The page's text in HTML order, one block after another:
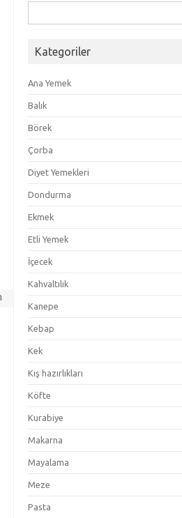
Kategoriler
Ana Yemek
Balık
Börek
Çorba
Diyet Yemekleri
Dondurma
Ekmek
Etli Yemek
İçecek
Kahvaltılık
Kanepe
Kebap
Kek
Kış hazırlıkları
Köfte
Kurabiye
Makarna
Mayalama
Meze
Pasta